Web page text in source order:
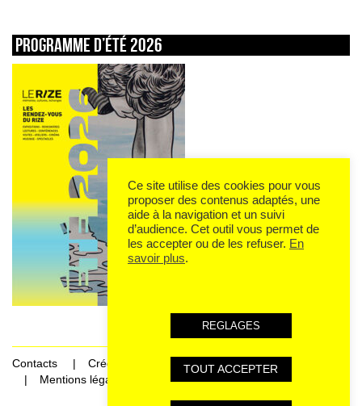
Programme d’été 2026
Contacts
Crédits
Mentions légales et données personnelles
Ce site utilise des cookies pour vous
proposer des contenus adaptés, une
aide à la navigation et un suivi
d’audience. Cet outil vous permet de
les accepter ou de les refuser. En
savoir plus.
REGLAGES
TOUT ACCEPTER